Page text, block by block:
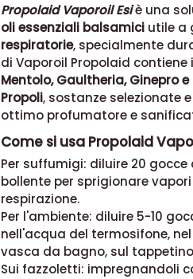
Propolaid Vaporoil Esiè una
oli essenziali balsamiciutile a
respiratorie, specialmente
di Vaporoil Propolaid
Mentolo, Gaultheria, Ginepro
Propoli, sostanze selezionate
ottimo profumatore e
Come si usa Propolaid
Per suffumigi: diluire 20
bollente per sprigionare
respirazione.
Per l'ambiente: diluire 5-10
nell'acqua del termosifone,
vasca da bagno, sul
Sui fazzoletti: impregnandoli